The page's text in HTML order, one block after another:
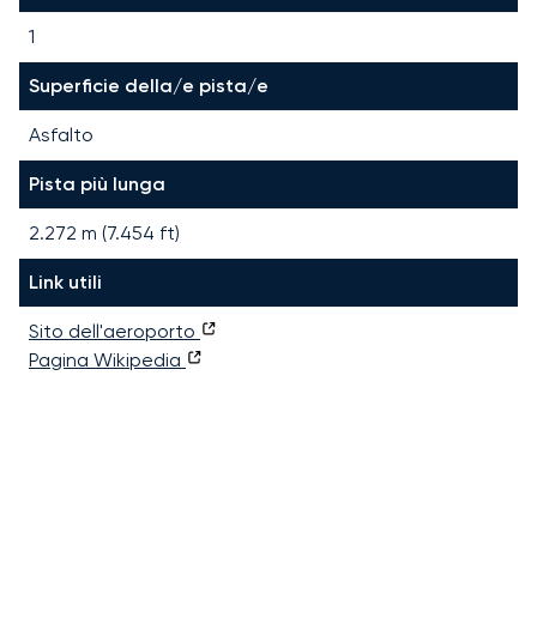
1
Superficie della/e pista/e
Asfalto
Pista più lunga
2.272 m (7.454 ft)
Link utili
Sito dell'aeroporto
Pagina Wikipedia